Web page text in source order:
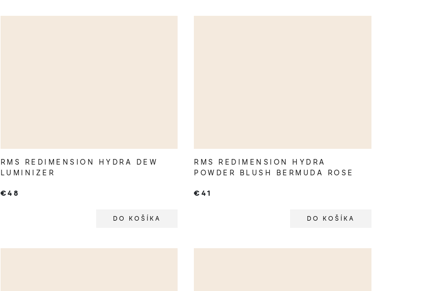
RMS REDIMENSION HYDRA DEW
LUMINIZER
€48
DO KOŠÍKA
RMS REDIMENSION HYDRA
POWDER BLUSH BERMUDA ROSE
€41
DO KOŠÍKA